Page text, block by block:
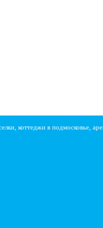
коттеджи в подмосковье,